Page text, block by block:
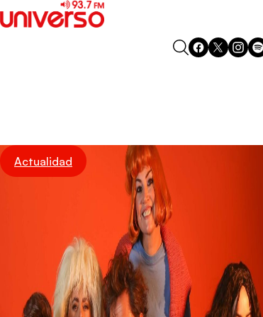
Podcasts
Actualidad